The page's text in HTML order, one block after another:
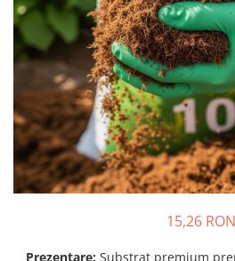
Bulbi de Echinacea
Bulbi de Frezie
Bulbi de Fritillaria
Bulbi de Gaillardia (Kokarda)
Bulbi de Gladiole
Bulbi de Irisi - Stanjenel
Bulbi de Lalele
Bulbi de Leucanthemum
Bulbi de Ranunculus
Păr - Pyrus communis
Smochini - Ficus carica
Viță de Vie - Vitis
Zmeur - Rubus
15,26 RON
Prezentare: Substrat premium